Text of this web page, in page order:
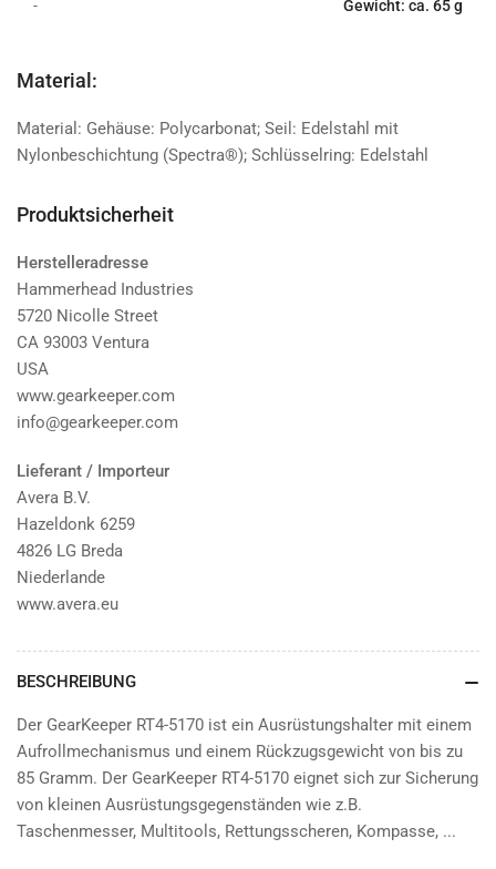
- Gewicht: ca. 65 g
Material:
Material: Gehäuse: Polycarbonat; Seil: Edelstahl mit
Nylonbeschichtung (Spectra®); Schlüsselring: Edelstahl
Produktsicherheit
Herstelleradresse
Hammerhead Industries
5720 Nicolle Street
CA 93003 Ventura
USA
www.gearkeeper.com
info@gearkeeper.com
Lieferant / Importeur
Avera B.V.
Hazeldonk 6259
4826 LG Breda
Niederlande
www.avera.eu
BESCHREIBUNG
Der GearKeeper RT4-5170 ist ein Ausrüstungshalter mit einem
Aufrollmechanismus und einem Rückzugsgewicht von bis zu
85 Gramm. Der GearKeeper RT4-5170 eignet sich zur Sicherung
von kleinen Ausrüstungsgegenständen wie z.B.
Taschenmesser, Multitools, Rettungsscheren, Kompasse, ...